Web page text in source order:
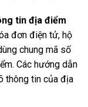
tin địa điểm
đơn điện tử, hộ
chung mã số
Các hướng dẫn
thông tin của địa